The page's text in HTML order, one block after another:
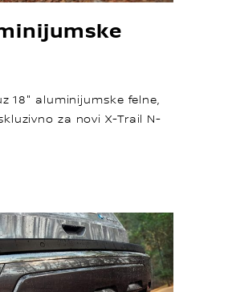
18" aluminijumske felne,
za novi X-Trail N-